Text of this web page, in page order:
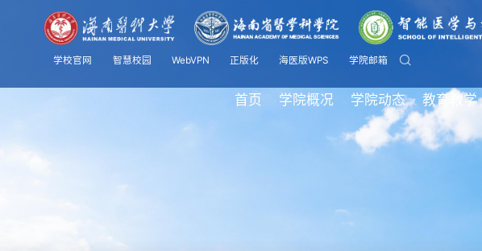
学校官网 智慧校园 WebVPN 正版化 海医版WPS 学院邮箱
首页 学院概况 学院动态 教育教学